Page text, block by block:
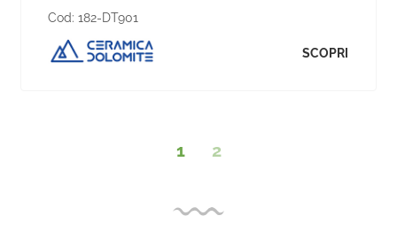
Cod: 182-DT901
SCOPRI
1 2